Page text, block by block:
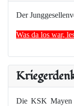
Der
Was da los war,
Die KSK Mayen